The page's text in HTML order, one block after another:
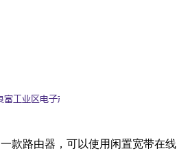
一款路由器，可以使用闲置宽带在线